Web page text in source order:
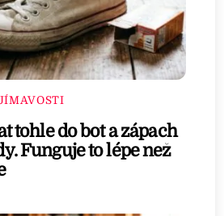
tohle do bot a zápach
Funguje to lépe než